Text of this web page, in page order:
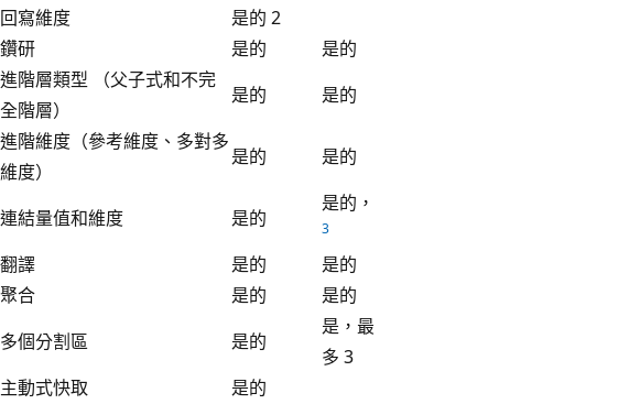
回寫維度
是的 2
鑽研
是的 是的
進階層類型 （父子式和不完
全階層）
是的 是的
進階維度（參考維度、多對多
維度）
是的 是的
連結量值和維度 是的
是的，
3
翻譯 是的 是的
聚合
是的 是的
多個分割區
是的
是，最
多 3
主動式快取
是的